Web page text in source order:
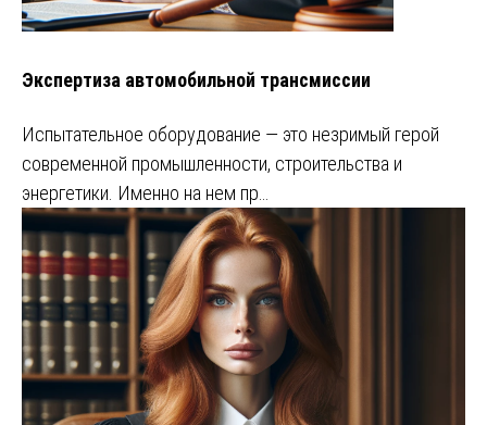
Экспертиза автомобильной трансмиссии
Испытательное оборудование — это незримый герой
современной промышленности, строительства и
энергетики. Именно на нем пр…